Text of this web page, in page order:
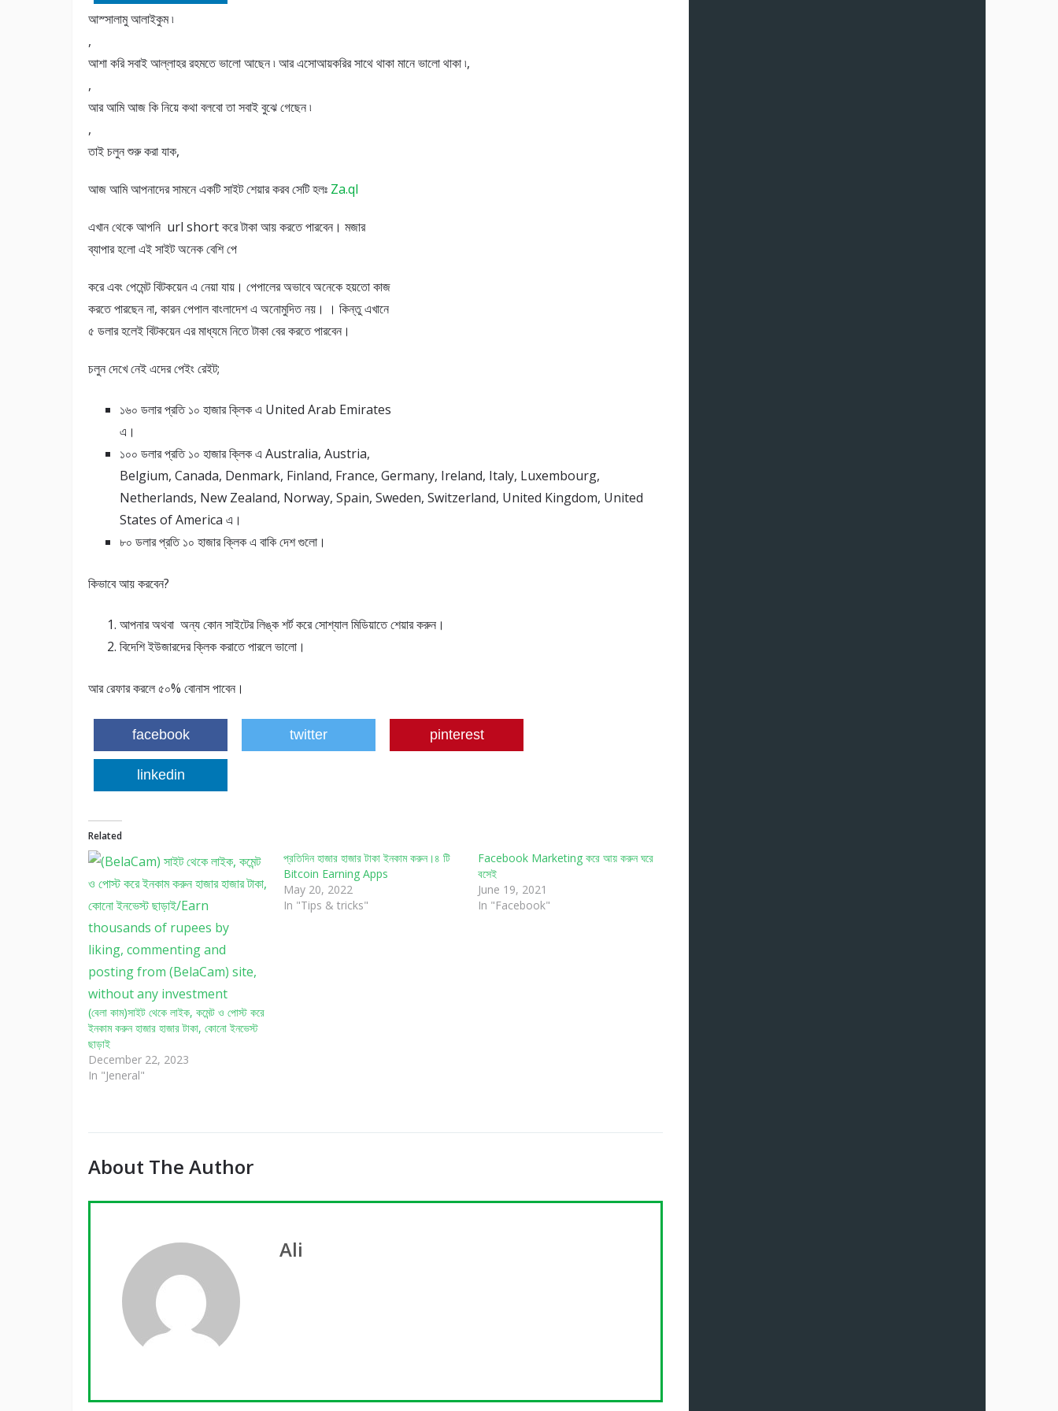
আস্সালামু আলাইকুম ৷
,
আশা করি সবাই আল্লাহর রহমতে ভালো আছেন ৷ আর এসোআয়করির সাথে থাকা মানে ভালো থাকা ৷,
,
আর আমি আজ কি নিয়ে কথা বলবো তা সবাই বুঝে গেছেন ৷
,
তাই চলুন শুরু করা যাক,
আজ আমি আপনাদের সামনে একটি সাইট শেয়ার করব সেটি হলঃ Za.ql
এখান থেকে আপনি url short করে টাকা আয় করতে পারবেন। মজার
ব্যাপার হলো এই সাইট অনেক বেশি পে
করে এবং পেমেন্ট বিটকয়েন এ নেয়া যায়। পেপালের অভাবে অনেকে হয়তো কাজ
করতে পারছেন না, কারন পেপাল বাংলাদেশ এ অনোমুদিত নয়। । কিন্তু এখানে
৫ ডলার হলেই বিটকয়েন এর মাধ্যমে নিতে টাকা বের করতে পারবেন।
চলুন দেখে নেই এদের পেইং রেইট;
১৬০ ডলার প্রতি ১০ হাজার ক্লিক এ United Arab Emirates
এ।
১০০ ডলার প্রতি ১০ হাজার ক্লিক এ Australia, Austria,
Belgium, Canada, Denmark, Finland, France, Germany, Ireland, Italy, Luxembourg,
Netherlands, New Zealand, Norway, Spain, Sweden, Switzerland, United Kingdom, United
States of America এ।
৮০ ডলার প্রতি ১০ হাজার ক্লিক এ বাকি দেশ গুলো।
কিভাবে আয় করবেন?
আপনার অথবা অন্য কোন সাইটের লিঙ্ক শর্ট করে সোশ্যাল মিডিয়াতে শেয়ার করুন।
বিদেশি ইউজারদের ক্লিক করাতে পারলে ভালো।
আর রেফার করলে ৫০% বোনাস পাবেন।
facebook twitter pinterest
linkedin
Related
(বেলা কাম)সাইট থেকে লাইক, কমেন্ট ও পোস্ট করে
ইনকাম করুন হাজার হাজার টাকা, কোনো ইনভেস্ট
ছাড়াই
December 22, 2023
In "Jeneral"
প্রতিদিন হাজার হাজার টাকা ইনকাম করুন।৪ টি
Bitcoin Earning Apps
May 20, 2022
In "Tips & tricks"
Facebook Marketing করে আয় করুন ঘরে
বসেই
June 19, 2021
In "Facebook"
About The Author
Ali